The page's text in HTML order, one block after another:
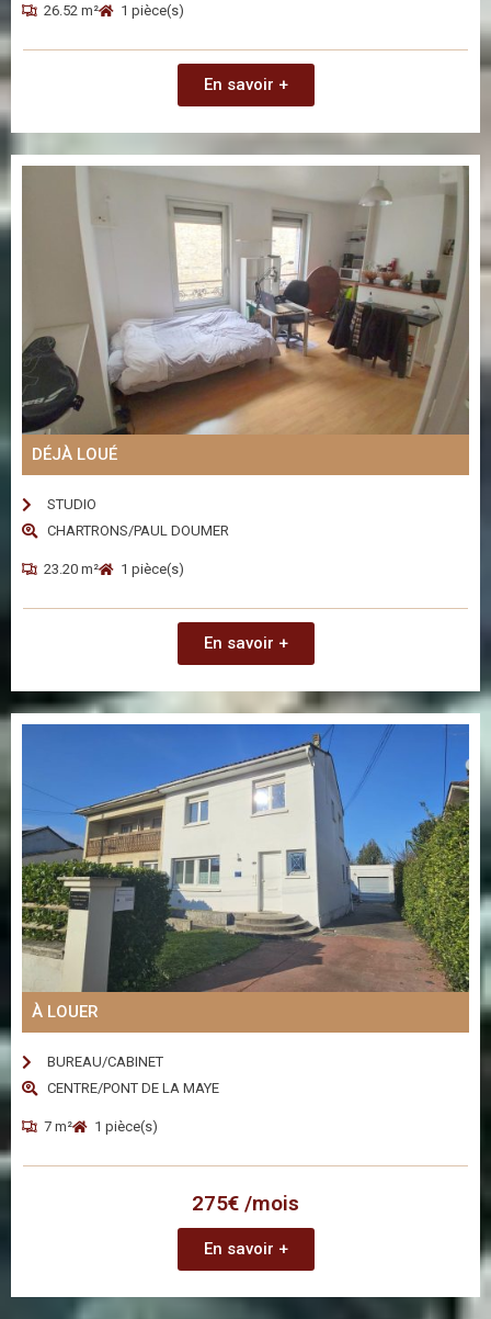
26.52 m² 1 pièce(s)
En savoir +
DÉJÀ LOUÉ
STUDIO
CHARTRONS/PAUL DOUMER
23.20 m² 1 pièce(s)
En savoir +
À LOUER
BUREAU/CABINET
CENTRE/PONT DE LA MAYE
7 m² 1 pièce(s)
275€ /mois
En savoir +